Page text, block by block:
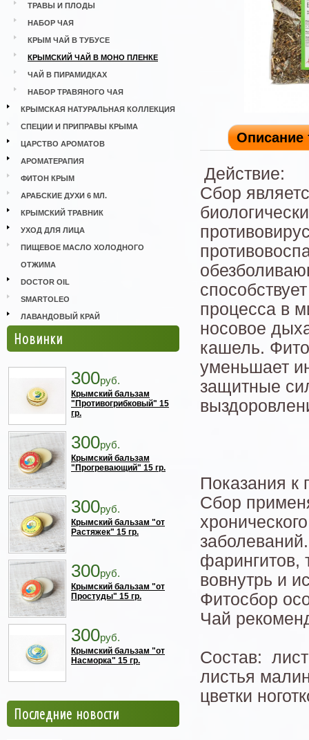
ТРАВЫ И ПЛОДЫ
НАБОР ЧАЯ
КРЫМ ЧАЙ В ТУБУСЕ
КРЫМСКИЙ ЧАЙ В МОНО ПЛЕНКЕ
ЧАЙ В ПИРАМИДКАХ
НАБОР ТРАВЯНОГО ЧАЯ
КРЫМСКАЯ НАТУРАЛЬНАЯ КОЛЛЕКЦИЯ
СПЕЦИИ И ПРИПРАВЫ КРЫМА
ЦАРСТВО АРОМАТОВ
АРОМАТЕРАПИЯ
ФИТОН КРЫМ
АРАБСКИЕ ДУХИ 6 МЛ.
КРЫМСКИЙ ТРАВНИК
УХОД ДЛЯ ЛИЦА
ПИЩЕВОЕ МАСЛО ХОЛОДНОГО
ОТЖИМА
DOCTOR OIL
SMARTOLEO
ЛАВАНДОВЫЙ КРАЙ
Новинки
300руб.
Крымский бальзам
"Противогрибковый" 15
гр.
300руб.
Крымский бальзам
"Прогревающий" 15 гр.
300руб.
Крымский бальзам "от
Растяжек" 15 гр.
300руб.
Крымский бальзам "от
Простуды" 15 гр.
300руб.
Крымский бальзам "от
Насморка" 15 гр.
Последние новости
Описание
Действие:
Сбор
процесса в
носовое
кашель.
уменьшает
защитные
Показания
Сбор
фарингитов,
вовнутрь и
Фитосбор
Чай
Состав:
листья
цветки